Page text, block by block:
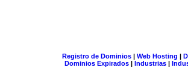
Registro de Dominios| Web Hosting |
Dominios Expirados | Industrias |